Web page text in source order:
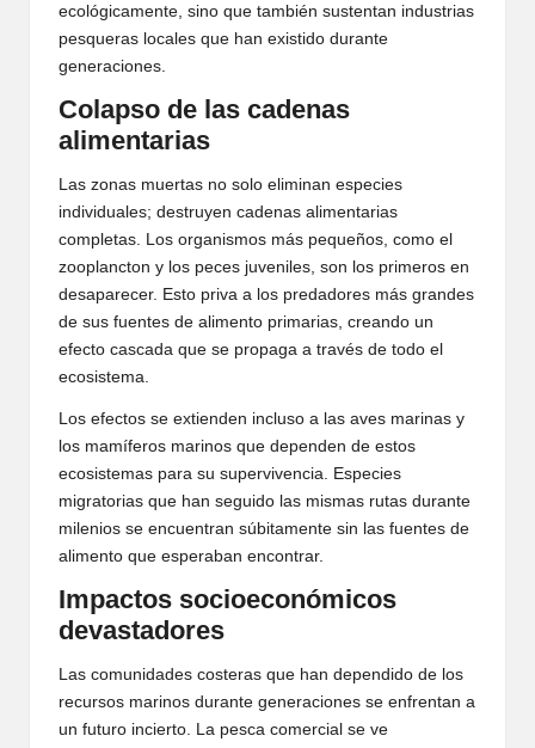
ecológicamente, sino que también sustentan industrias
pesqueras locales que han existido durante
generaciones.
Colapso de las cadenas
alimentarias
Las zonas muertas no solo eliminan especies
individuales; destruyen cadenas alimentarias
completas. Los organismos más pequeños, como el
zooplancton y los peces juveniles, son los primeros en
desaparecer. Esto priva a los predadores más grandes
de sus fuentes de alimento primarias, creando un
efecto cascada que se propaga a través de todo el
ecosistema.
Los efectos se extienden incluso a las aves marinas y
los mamíferos marinos que dependen de estos
ecosistemas para su supervivencia. Especies
migratorias que han seguido las mismas rutas durante
milenios se encuentran súbitamente sin las fuentes de
alimento que esperaban encontrar.
Impactos socioeconómicos
devastadores
Las comunidades costeras que han dependido de los
recursos marinos durante generaciones se enfrentan a
un futuro incierto. La pesca comercial se ve